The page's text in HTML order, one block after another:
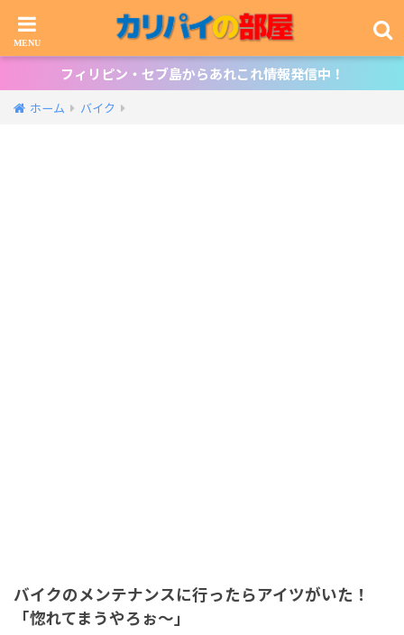
フィリピン・セブ島からあれこれ情報発信中！
ホーム バイク
バイクのメンテナンスに行ったらアイツがいた！
「惚れてまうやろぉ～」